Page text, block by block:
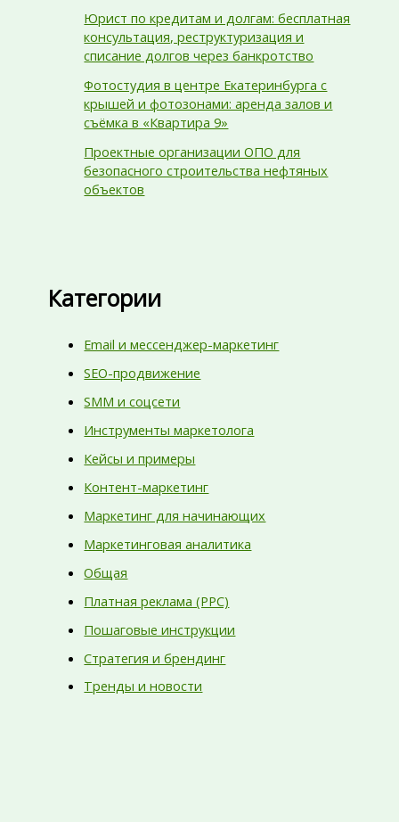
Юрист по кредитам и долгам: бесплатная
консультация, реструктуризация и
списание долгов через банкротство
Фотостудия в центре Екатеринбурга с
крышей и фотозонами: аренда залов и
съёмка в «Квартира 9»
Проектные организации ОПО для
безопасного строительства нефтяных
объектов
Категории
Email и мессенджер-маркетинг
SEO-продвижение
SMM и соцсети
Инструменты маркетолога
Кейсы и примеры
Контент-маркетинг
Маркетинг для начинающих
Маркетинговая аналитика
Общая
Платная реклама (PPC)
Пошаговые инструкции
Стратегия и брендинг
Тренды и новости